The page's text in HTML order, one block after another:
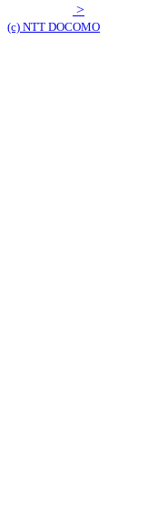
>
(c) NTT DOCOMO